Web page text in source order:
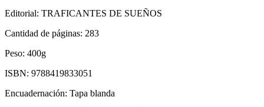
Editorial: TRAFICANTES DE SUEÑOS
Cantidad de páginas: 283
Peso: 400g
ISBN: 9788419833051
Encuadernación: Tapa blanda